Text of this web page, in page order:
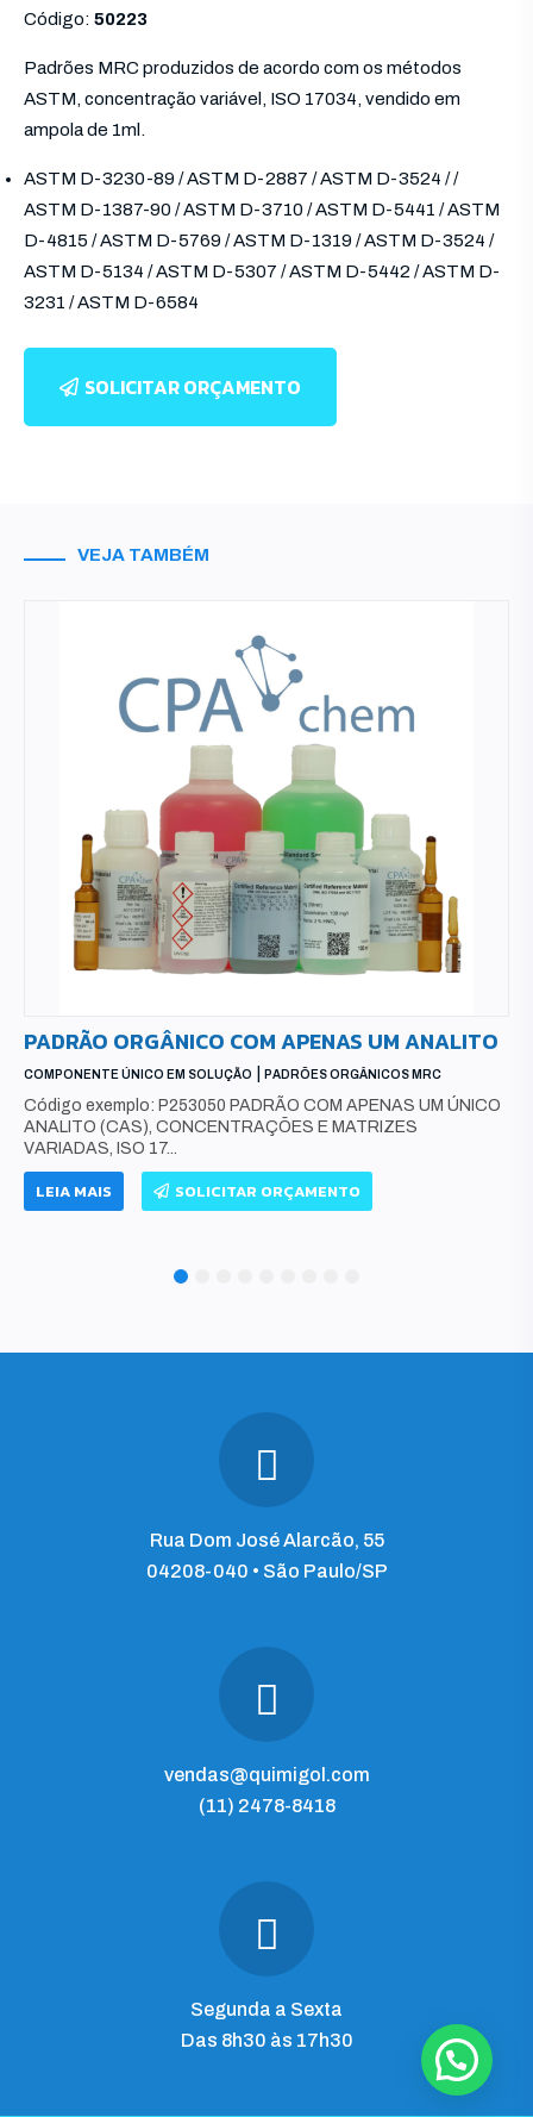
Código: 50223
Padrões MRC produzidos de acordo com os métodos
ASTM, concentração variável, ISO 17034, vendido em
ampola de 1ml.
ASTM D-3230-89 / ASTM D-2887 / ASTM D-3524 / /
ASTM D-1387-90 / ASTM D-3710 / ASTM D-5441 / ASTM
D-4815 / ASTM D-5769 / ASTM D-1319 / ASTM D-3524 /
ASTM D-5134 / ASTM D-5307 / ASTM D-5442 / ASTM D-
3231 / ASTM D-6584
SOLICITAR ORÇAMENTO
VEJA TAMBÉM
PADRÃO ORGÂNICO COM APENAS UM ANALITO
COMPONENTE ÚNICO EM SOLUÇÃO PADRÕES ORGÂNICOS MRC
Código exemplo: P253050 PADRÃO COM APENAS UM ÚNICO
ANALITO (CAS), CONCENTRAÇÕES E MATRIZES
VARIADAS, ISO 17...
LEIA MAIS SOLICITAR ORÇAMENTO
4
Rua Dom José Alarcão, 55
04208-040 • São Paulo/SP
vendas@quimigol.com
(11) 2478-8418
Segunda a Sexta
Das 8h30 às 17h30